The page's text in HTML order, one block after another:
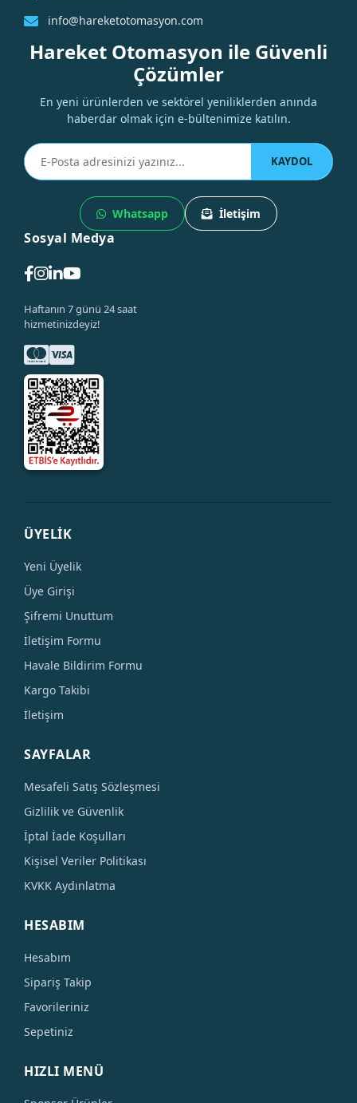
info@hareketotomasyon.com
Hareket Otomasyon ile Güvenli
Çözümler
En yeni ürünlerden ve sektörel yeniliklerden anında
haberdar olmak için e-bültenimize katılın.
KAYDOL
Whatsapp İletişim
Sosyal Medya
Haftanın 7 günü 24 saat
hizmetinizdeyiz!
ÜYELİK
Yeni Üyelik
Üye Girişi
Şifremi Unuttum
İletişim Formu
Havale Bildirim Formu
Kargo Takibi
İletişim
SAYFALAR
Mesafeli Satış Sözleşmesi
Gizlilik ve Güvenlik
İptal İade Koşulları
Kişisel Veriler Politikası
KVKK Aydınlatma
HESABIM
Hesabım
Sipariş Takip
Favorileriniz
Sepetiniz
HIZLI MENÜ